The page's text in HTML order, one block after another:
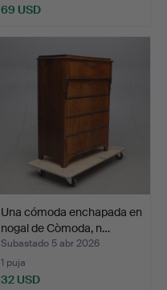
69 USD
Una cómoda enchapada en
nogal de Còmoda, n…
Subastado 5 abr 2026
1 puja
32 USD